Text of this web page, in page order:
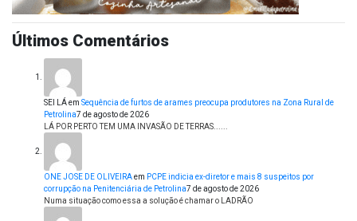
Últimos Comentários
SEI LÁem Sequência de furtos de arames preocupa produtores na Zona Rural de
Petrolina7 de agosto de 2026
LÁ POR PERTO TEM UMA INVASÃO DE TERRAS......
ONE JOSE DE OLIVEIRAem PCPE indicia ex-diretor e mais 8 suspeitos por
corrupção na Penitenciária de Petrolina7 de agosto de 2026
Numa situação como essa a solução é chamar o LADRÃO